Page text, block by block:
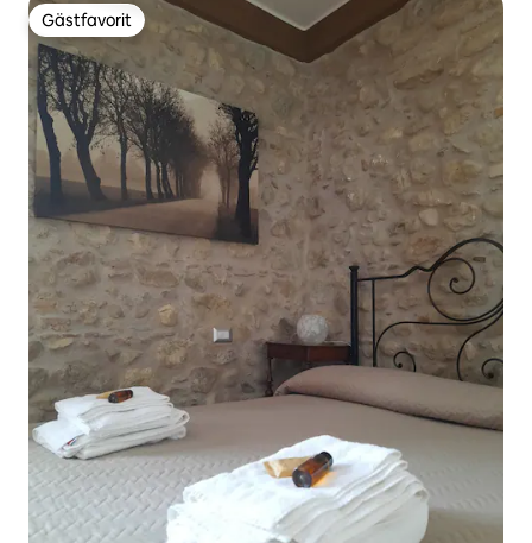
Gästfavorit
Gästfavorit